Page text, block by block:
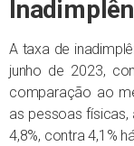
A taxa de
junho de 2023,
comparação ao
as pessoas
4,8%, contra 4,1%